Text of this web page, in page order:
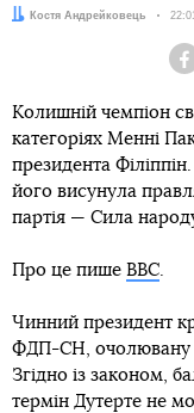
Автор:Костя Андрейковець
Колишній чемпіон
категоріях Менні
президента
його висунула
партія — Сила
Про це пише ВВС.
Чинний президент
ФДП-СН, очолювану
Згідно із законом,
термін Дутерте не